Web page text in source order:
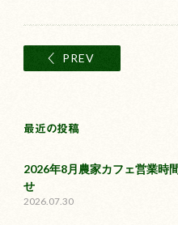
PREV
最近の投稿
2026年8月農家カフェ営業時
せ
2026.07.30